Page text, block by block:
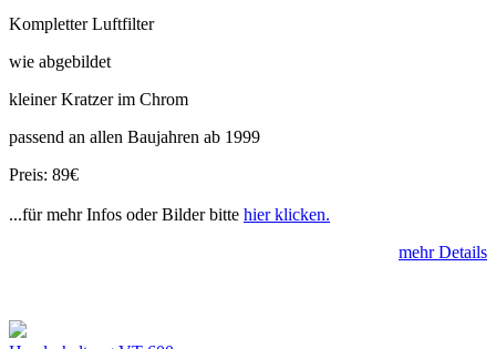
Kompletter Luftfilter
wie abgebildet
kleiner Kratzer im Chrom
passend an allen Baujahren ab 1999
Preis: 89€
...für mehr Infos oder Bilder bitte hier klicken.
mehr Details